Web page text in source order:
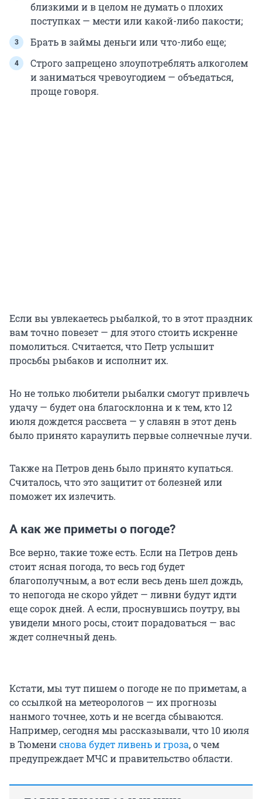
близкими и в целом не думать о плохих
поступках — мести или какой-либо пакости;
Брать в займы деньги или что-либо еще;
Строго запрещено злоупотреблять алкоголем
и заниматься чревоугодием — объедаться,
проще говоря.
Если вы увлекаетесь рыбалкой, то в этот праздник
вам точно повезет — для этого стоить искренне
помолиться. Считается, что Петр услышит
просьбы рыбаков и исполнит их.
Но не только любители рыбалки смогут привлечь
удачу — будет она благосклонна и к тем, кто 12
июля дождется рассвета — у славян в этот день
было принято караулить первые солнечные лучи.
Также на Петров день было принято купаться.
Считалось, что это защитит от болезней или
поможет их излечить.
А как же приметы о погоде?
Все верно, такие тоже есть. Если на Петров день
стоит ясная погода, то весь год будет
благополучным, а вот если весь день шел дождь,
то непогода не скоро уйдет — ливни будут идти
еще сорок дней. А если, проснувшись поутру, вы
увидели много росы, стоит порадоваться — вас
ждет солнечный день.
Кстати, мы тут пишем о погоде не по приметам, а
со ссылкой на метеорологов — их прогнозы
нанмого точнее, хоть и не всегда сбываются.
Например, сегодня мы рассказывали, что 10 июля
в Тюмениснова будет ливень и гроза, о чем
предупреждает МЧС и правительство области.